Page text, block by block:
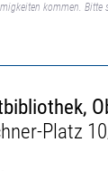
kommen.
Platz